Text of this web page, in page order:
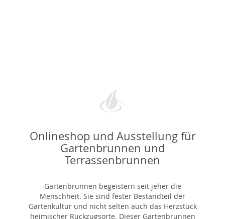
Onlineshop und Ausstellung für
Gartenbrunnen und
Terrassenbrunnen
Gartenbrunnen begeistern seit jeher die
Menschheit. Sie sind fester Bestandteil der
Gartenkultur und nicht selten auch das Herzstück
heimischer Rückzugsorte. Dieser Gartenbrunnen